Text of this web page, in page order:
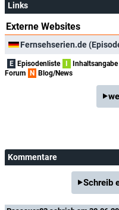
Links
Externe Websites
Fernsehserien.de
E Episodenliste Inhaltsangabe
Forum
N Blog/News
Kommentare
Schreib